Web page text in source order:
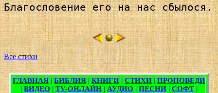
Благословение его на нас сбылося.
Все стихи